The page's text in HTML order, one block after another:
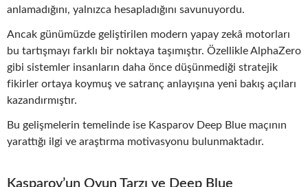
anlamadığını, yalnızca hesapladığını savunuyordu.
Ancak günümüzde geliştirilen modern yapay zekâ motorları
bu tartışmayı farklı bir noktaya taşımıştır. Özellikle AlphaZero
gibi sistemler insanların daha önce düşünmediği stratejik
fikirler ortaya koymuş ve satranç anlayışına yeni bakış açıları
kazandırmıştır.
Bu gelişmelerin temelinde ise Kasparov Deep Blue maçının
yarattığı ilgi ve araştırma motivasyonu bulunmaktadır.
Kasparov’un Oyun Tarzı ve Deep Blue